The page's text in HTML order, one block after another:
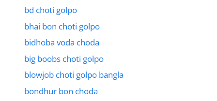
bd choti golpo
bhai bon choti golpo
bidhoba voda choda
big boobs choti golpo
blowjob choti golpo bangla
bondhur bon choda